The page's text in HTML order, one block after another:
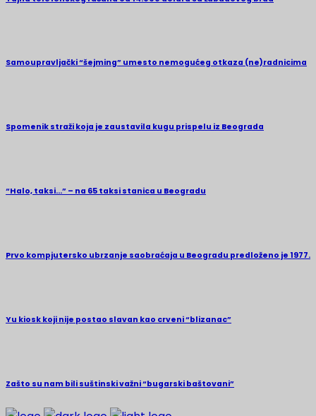
Samoupravljački “šejming” umesto nemogućeg otkaza (ne)radnicima
Spomenik straži koja je zaustavila kugu prispelu iz Beograda
“Halo, taksi…” – na 65 taksi stanica u Beogradu
Prvo kompjutersko ubrzanje saobraćaja u Beogradu predloženo je 1977.
Yu kiosk koji nije postao slavan kao crveni “blizanac”
Zašto su nam bili suštinski važni “bugarski baštovani”